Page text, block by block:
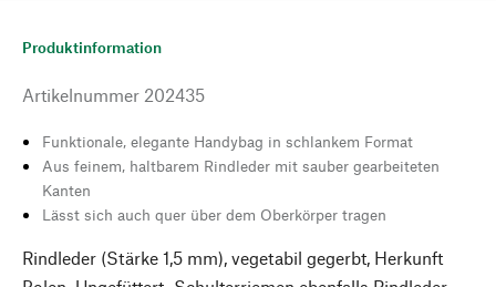
Produktinformation
Artikelnummer 202435
Funktionale, elegante Handybag in schlankem Format
Aus feinem, haltbarem Rindleder mit sauber gearbeiteten
Kanten
Lässt sich auch quer über dem Oberkörper tragen
Rindleder (Stärke 1,5 mm), vegetabil gegerbt, Herkunft